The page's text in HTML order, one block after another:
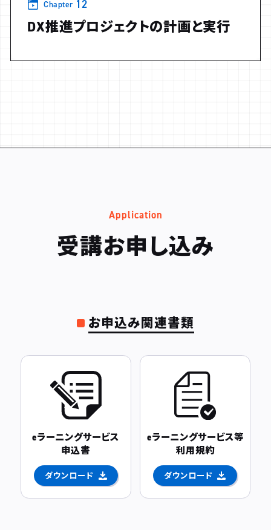
Chapter 12
DX推進プロジェクトの計画と実行
Application
受講お申し込み
お申込み関連書類
eラーニングサービス
申込書
ダウンロード
eラーニングサービス等
利用規約
ダウンロード